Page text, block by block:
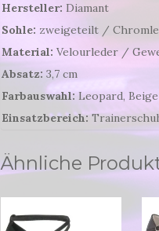
Hersteller: Diamant
Sohle: zweigeteilt /
Material: Velourleder /
Absatz: 3,7 cm
Farbauswahl: Leopard,
Einsatzbereich:
Ähnliche